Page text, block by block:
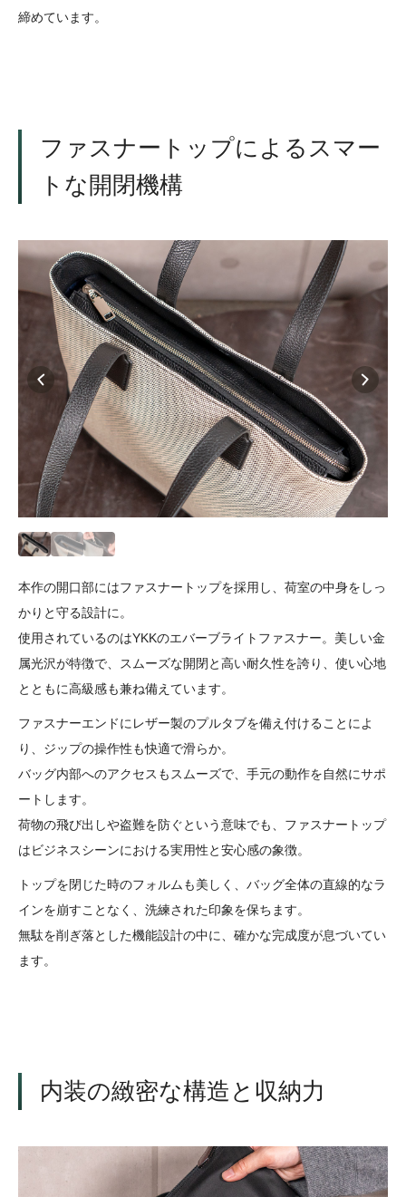
締めています。
ファスナートップによるスマー
トな開閉機構
本作の開口部にはファスナートップを採用し、荷室の中身をしっ
かりと守る設計に。
使用されているのはYKKのエバーブライトファスナー。美しい金
属光沢が特徴で、スムーズな開閉と高い耐久性を誇り、使い心地
とともに高級感も兼ね備えています。
ファスナーエンドにレザー製のプルタブを備え付けることによ
り、ジップの操作性も快適で滑らか。
バッグ内部へのアクセスもスムーズで、手元の動作を自然にサポ
ートします。
荷物の飛び出しや盗難を防ぐという意味でも、ファスナートップ
はビジネスシーンにおける実用性と安心感の象徴。
トップを閉じた時のフォルムも美しく、バッグ全体の直線的なラ
インを崩すことなく、洗練された印象を保ちます。
無駄を削ぎ落とした機能設計の中に、確かな完成度が息づいてい
ます。
内装の緻密な構造と収納力